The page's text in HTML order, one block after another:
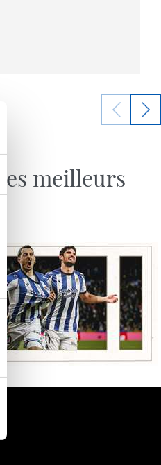
les meilleurs